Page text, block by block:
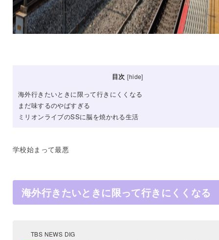
目次 [hide]
海外行きたいときに限って行きにくくなる
まだ味するのやばすぎる
ミリオンライブのSSに脳を焼かれる生活
学校始まって最悪
海外行きたいときに限って行きにくくなる
TBS NEWS DIG